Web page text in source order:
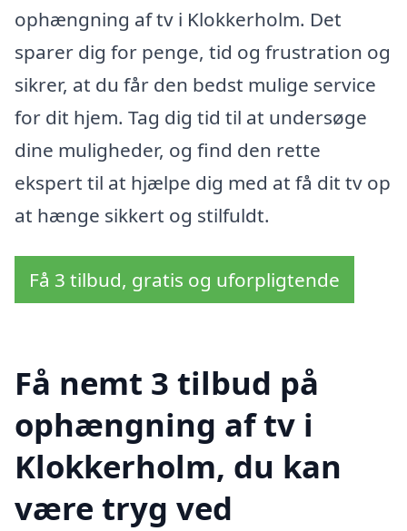
ophængning af tv i Klokkerholm. Det
sparer dig for penge, tid og frustration og
sikrer, at du får den bedst mulige service
for dit hjem. Tag dig tid til at undersøge
dine muligheder, og find den rette
ekspert til at hjælpe dig med at få dit tv op
at hænge sikkert og stilfuldt.
Få 3 tilbud, gratis og uforpligtende
Få nemt 3 tilbud på
ophængning af tv i
Klokkerholm, du kan
være tryg ved